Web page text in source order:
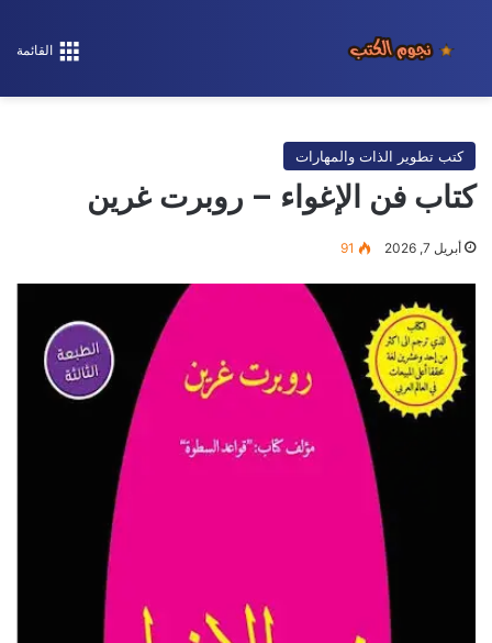
القائمة
كتب تطوير الذات والمهارات
كتاب فن الإغواء – روبرت غرين
أبريل 7, 2026 91